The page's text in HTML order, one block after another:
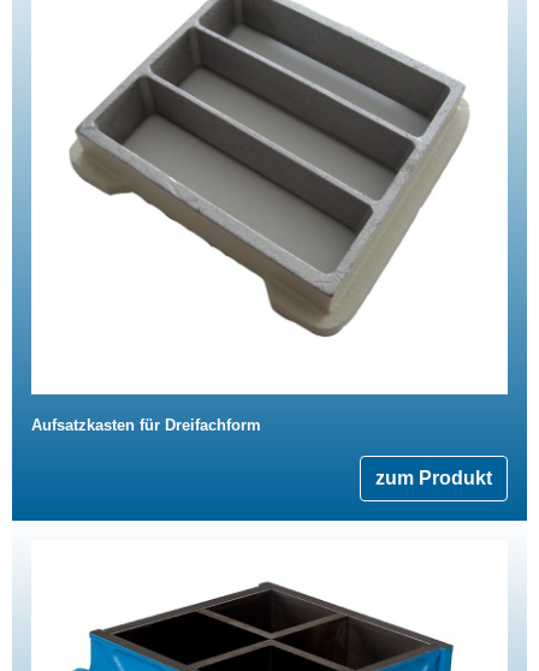
Aufsatzkasten für Dreifachform
zum Produkt